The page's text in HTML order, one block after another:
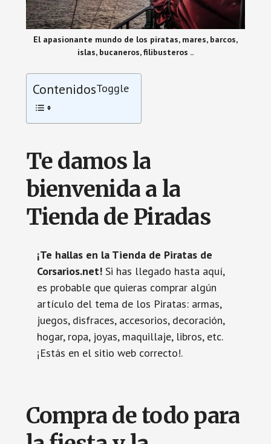
El apasionante mundo de los piratas, mares, barcos,
islas, bucaneros, filibusteros ..
ContenidosToggle
Te damos la
bienvenida a la
Tienda de Piradas
¡Te hallas en la Tienda de Piratas de
Corsarios.net!Si has llegado hasta aquí,
es probable que quieras comprar algún
artículo del tema de los Piratas: armas,
juegos, disfraces, accesorios, decoración,
hogar, ropa, joyas, maquillaje, libros, etc.
¡Estás en el sitio web correcto!.
Compra de todo para